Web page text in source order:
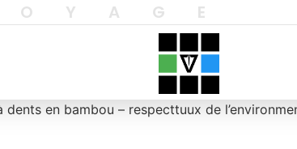
en bambou – respecttuux de